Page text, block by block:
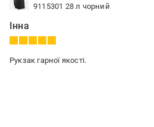
9115301 28 л чорний
Інна
Рукзак гарної якості.